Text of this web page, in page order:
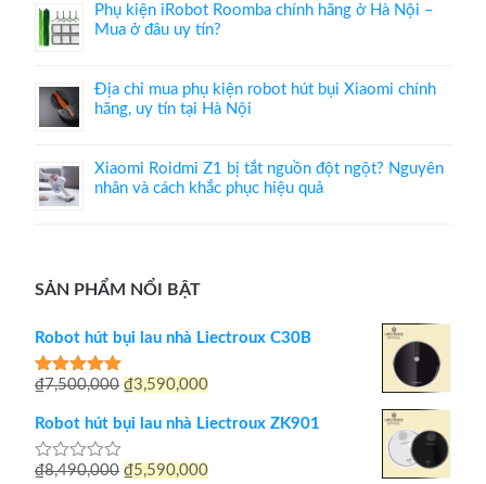
Phụ kiện iRobot Roomba chính hãng ở Hà Nội –
Mua ở đâu uy tín?
Địa chỉ mua phụ kiện robot hút bụi Xiaomi chính
hãng, uy tín tại Hà Nội
Xiaomi Roidmi Z1 bị tắt nguồn đột ngột? Nguyên
nhân và cách khắc phục hiệu quả
SẢN PHẨM NỔI BẬT
Robot hút bụi lau nhà Liectroux C30B
Được xếp
5 sao
₫7,500,000 Giá
gốc
₫7,500,000.
₫3,590,000Giá
hiện
là:
Robot hút bụi lau nhà Liectroux ZK901
Được
₫8,490,000 Giá
₫5,590,000Giá